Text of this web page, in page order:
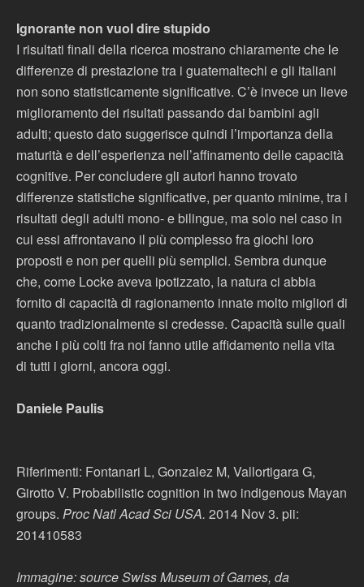
Ignorante non vuol dire stupido
I risultati finali della ricerca mostrano chiaramente che le
differenze di prestazione tra i guatemaltechi e gli italiani
non sono statisticamente significative. C’è invece un lieve
miglioramento dei risultati passando dai bambini agli
adulti; questo dato suggerisce quindi l’importanza della
maturità e dell’esperienza nell’affinamento delle capacità
cognitive. Per concludere gli autori hanno trovato
differenze statistiche significative, per quanto minime, tra i
risultati degli adulti mono- e bilingue, ma solo nel caso in
cui essi affrontavano il più complesso fra giochi loro
proposti e non per quelli più semplici. Sembra dunque
che, come Locke aveva ipotizzato, la natura ci abbia
fornito di capacità di ragionamento innate molto migliori di
quanto tradizionalmente si credesse. Capacità sulle quali
anche i più colti fra noi fanno utile affidamento nella vita
di tutti i giorni, ancora oggi.
Daniele Paulis
Riferimenti: Fontanari L, Gonzalez M, Vallortigara G,
Girotto V. Probabilistic cognition in two indigenous Mayan
groups. Proc Natl Acad Sci USA. 2014 Nov 3. pii:
201410583
Immagine: source Swiss Museum of Games, da